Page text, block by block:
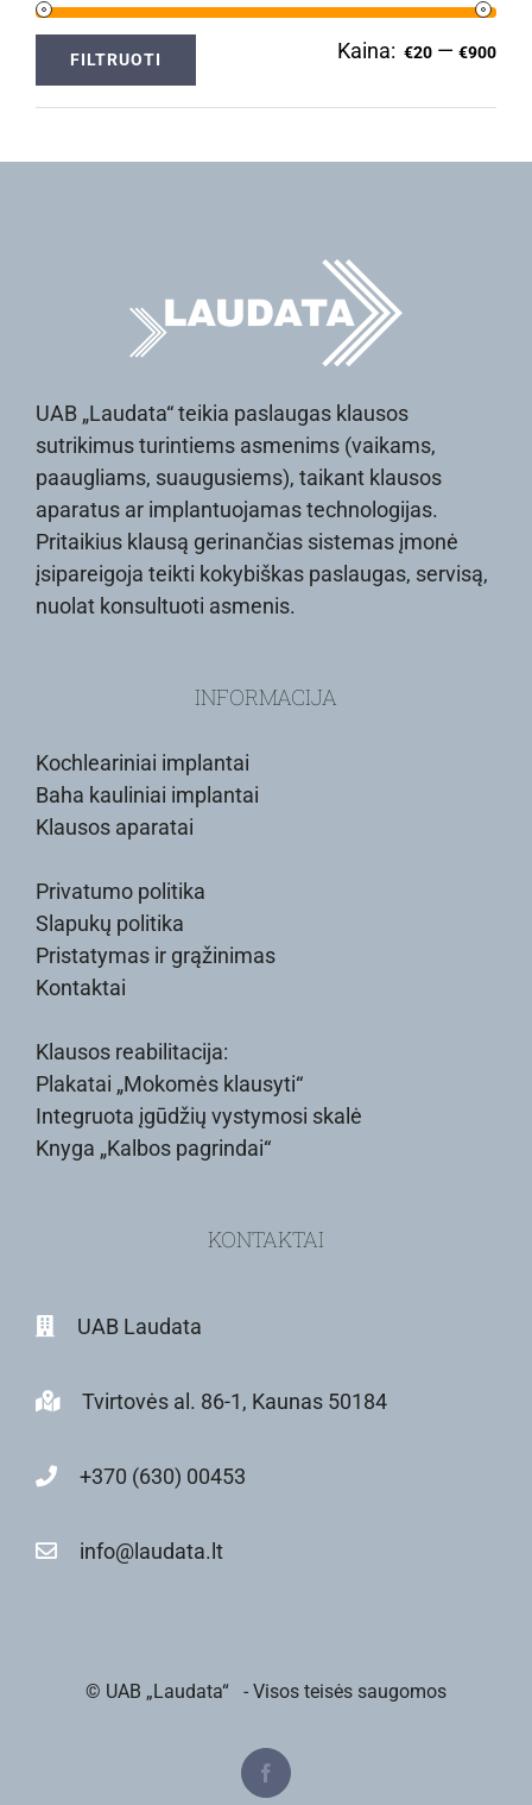
Min
FILTRUOTI Kaina: €20 — €900
UAB „Laudata“ teikia paslaugas klausos
sutrikimus turintiems asmenims (vaikams,
paaugliams, suaugusiems), taikant klausos
aparatus ar implantuojamas technologijas.
Pritaikius klausą gerinančias sistemas įmonė
įsipareigoja teikti kokybiškas paslaugas, servisą,
nuolat konsultuoti asmenis.
INFORMACIJA
Kochleariniai implantai
Baha kauliniai implantai
Klausos aparatai
Privatumo politika
Slapukų politika
Pristatymas ir grąžinimas
Kontaktai
Klausos reabilitacija:
Plakatai „Mokomės klausyti“
Integruota įgūdžių vystymosi skalė
Knyga „Kalbos pagrindai“
KONTAKTAI
UAB Laudata
Tvirtovės al. 86-1, Kaunas 50184
+370 (630) 00453
info@laudata.lt
© UAB „Laudata“ - Visos teisės saugomos
Facebook